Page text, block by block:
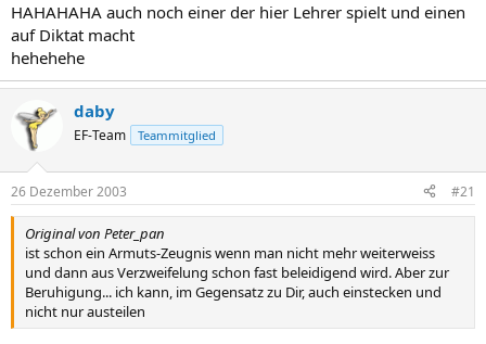
HAHAHAHA auch noch einer der hier Lehrer spielt und einen
auf Diktat macht
hehehehe
daby
EF-Team Teammitglied
26 Dezember 2003 #21
Original von Peter_pan
ist schon ein Armuts-Zeugnis wenn man nicht mehr weiterweiss
und dann aus Verzweifelung schon fast beleidigend wird. Aber zur
Beruhigung... ich kann, im Gegensatz zu Dir, auch einstecken und
nicht nur austeilen